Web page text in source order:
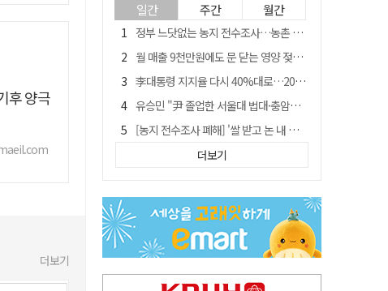
후 양극
더보기
일간 주간 월간
정부 느닷없는 농지 전수조사…농촌 들쑤시는 '경자유전'의 칼날
월 매출 9천만원에도 문 닫는 영양 젖소농장… "일할 사람이 없어"
李대통령 지지율 다시 40%대로…20대는 18.8%p 급락
유승민 "尹 졸업한 서울대 법대·충암고도 없애야"…李 육사 통합 직격
[농지 전수조사 폐해] '쌀 받고 논 내 준' 도지농 이제 어쩌나?
[농지 전수조사 폐해] 농지값도 흔들리나…"도지 막히면 헐값 매물 나올 수도"
국민 51.9% "李 대통령 재판 재개 필요하다"
경북 영천시, 9월부터 11월까지 반값 여행 혜택 제공
아쉬운 태클
더보기